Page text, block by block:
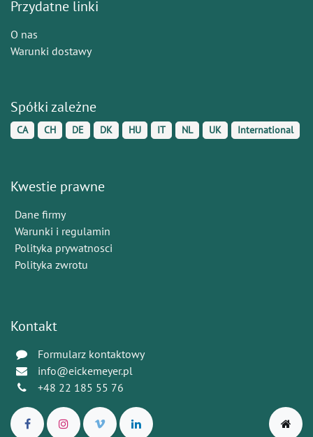
Przydatne linki
O nas
Warunki dostawy
Spółki zależne
CA CH DE DK HU IT NL UK International
Kwestie prawne
Dane firmy
Warunki i regulamin
Polityka prywatnosci
Polityka zwrotu
Kontakt
Formularz kontaktowy
info@eickemeyer.pl
+48 22 185 55 76